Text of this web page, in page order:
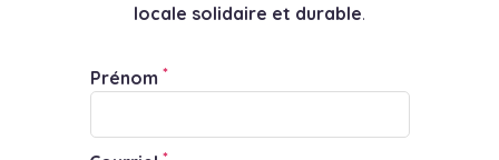
locale solidaire et durable.
Prénom *